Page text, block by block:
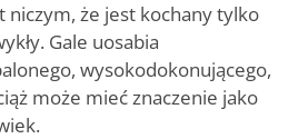
że jest kochany tylko
Gale uosabia
wysokodokonującego,
może mieć znaczenie jako